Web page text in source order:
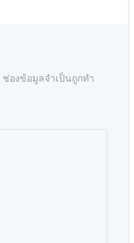
ช่องข้อมูลจำเป็นถูกทำ